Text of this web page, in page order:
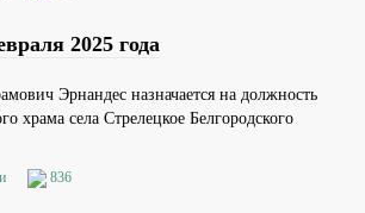
2025 года
Эрнандес назначается на должность
храма села Стрелецкое Белгородского
836